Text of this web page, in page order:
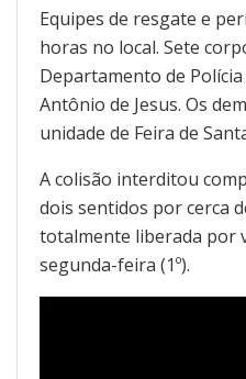
Equipes de resgate e
horas no local. Sete
Departamento de
Antônio de Jesus. Os
unidade de Feira de
A colisão interditou
dois sentidos por cerca
totalmente liberada por
segunda-feira (1º).